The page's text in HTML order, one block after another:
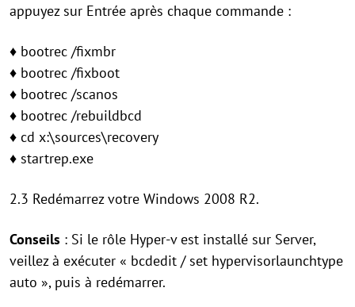
appuyez sur Entrée après chaque commande :
♦ bootrec /fixmbr
♦ bootrec /fixboot
♦ bootrec /scanos
♦ bootrec /rebuildbcd
♦ cd x:\sources\recovery
♦ startrep.exe
2.3 Redémarrez votre Windows 2008 R2.
Conseils : Si le rôle Hyper-v est installé sur Server,
veillez à exécuter « bcdedit / set hypervisorlaunchtype
auto », puis à redémarrer.